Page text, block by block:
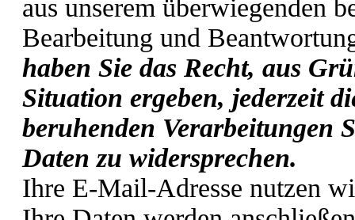
aus unserem überwiegenden
Bearbeitung und
haben Sie das Recht, aus
Situation ergeben, jederzeit
beruhenden Verarbeitungen
Daten zu widersprechen.
Ihre E-Mail-Adresse nutzen